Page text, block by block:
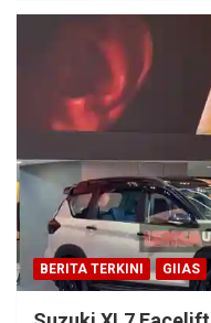
BERITA TERKINI GIIAS